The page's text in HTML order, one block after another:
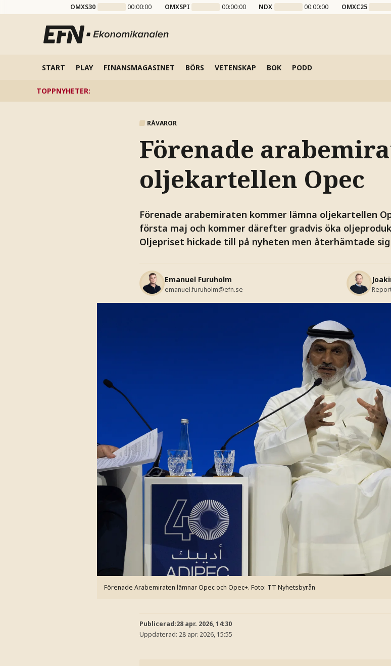
OMXS30 00:00:00 OMXSPI 00:00:00 NDX 00:00:00 OMXC25
START PLAY FINANSMAGASINET BÖRS VETENSKAP BOK PODD
TOPPNYHETER:
RÅVAROR
Förenade
oljekartellen Opec
Förenade arabemiraten kommer lämna oljekartellen
första maj och kommer därefter gradvis öka
Oljepriset hickade till på nyheten men återhämtade
Emanuel Furuholm
emanuel.furuholm@efn.se
Förenade Arabemiraten lämnar Opec och Opec+. Foto: TT Nyhetsbyrån
Publicerad:28 apr. 2026, 14:30
Uppdaterad: 28 apr. 2026, 15:55